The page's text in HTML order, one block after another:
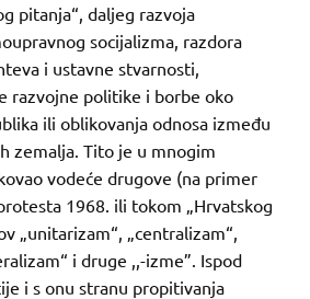
pitanja“, daljeg razvoja
socijalizma, razdora
i ustavne stvarnosti,
razvojne politike i borbe oko
ili oblikovanja odnosa između
zemalja. Tito je u mnogim
vodeće drugove (na primer
1968. ili tokom „Hrvatskog
„unitarizam“, „centralizam“,
i druge ,,-izme”. Ispod
i s onu stranu propitivanja